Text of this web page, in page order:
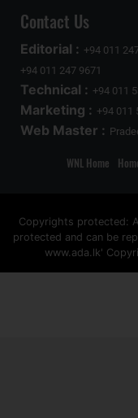
Contact Us
Editorial : +94 011
+94 011 247 9671
Technical : +94 011
Marketing : +94 011
Web Master :
WNL Home
Copyrights protected:
protected and can be
www.ada.lk'